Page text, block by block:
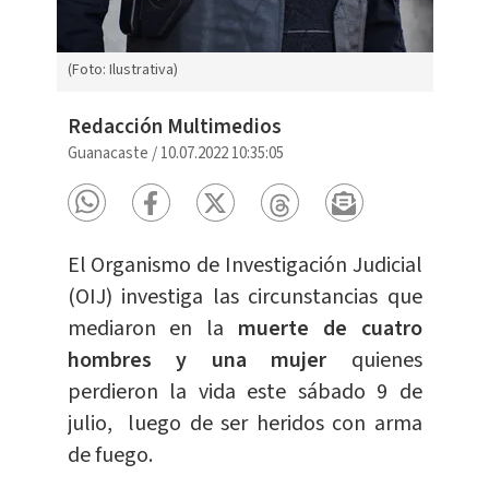
(Foto: Ilustrativa)
Redacción Multimedios
Guanacaste /10.07.2022 10:35:05
El Organismo de Investigación Judicial
(OIJ) investiga las circunstancias que
mediaron en la muerte de cuatro
hombres y una mujer quienes
perdieron la vida este sábado 9 de
julio, luego de ser heridos con arma
de fuego.